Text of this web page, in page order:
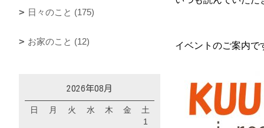
イベントのご案内で
日々のこと (175)
お家のこと (12)
2026年08月
日 月 火 水 木 金
土
1